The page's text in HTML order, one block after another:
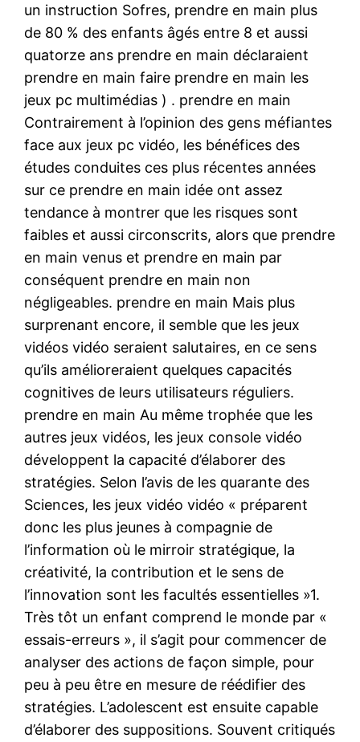
un instruction Sofres, prendre en main plus
de 80 % des enfants âgés entre 8 et aussi
quatorze ans prendre en main déclaraient
prendre en main faire prendre en main les
jeux pc multimédias ) . prendre en main
Contrairement à l’opinion des gens méfiantes
face aux jeux pc vidéo, les bénéfices des
études conduites ces plus récentes années
sur ce prendre en main idée ont assez
tendance à montrer que les risques sont
faibles et aussi circonscrits, alors que prendre
en main venus et prendre en main par
conséquent prendre en main non
négligeables. prendre en main Mais plus
surprenant encore, il semble que les jeux
vidéos vidéo seraient salutaires, en ce sens
qu’ils amélioreraient quelques capacités
cognitives de leurs utilisateurs réguliers.
prendre en main Au même trophée que les
autres jeux vidéos, les jeux console vidéo
développent la capacité d’élaborer des
stratégies. Selon l’avis de les quarante des
Sciences, les jeux vidéo vidéo « préparent
donc les plus jeunes à compagnie de
l’information où le mirroir stratégique, la
créativité, la contribution et le sens de
l’innovation sont les facultés essentielles »1.
Très tôt un enfant comprend le monde par «
essais-erreurs », il s’agit pour commencer de
analyser des actions de façon simple, pour
peu à peu être en mesure de réédifier des
stratégies. L’adolescent est ensuite capable
d’élaborer des suppositions. Souvent critiqués